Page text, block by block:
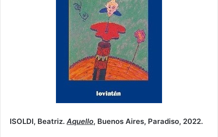
ISOLDI, Beatriz. Aquello, Buenos Aires, Paradiso, 2022.